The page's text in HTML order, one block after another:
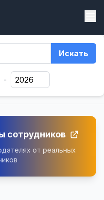
Искать
-
сотрудников
от реальных